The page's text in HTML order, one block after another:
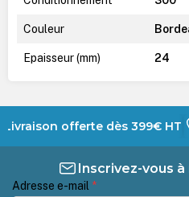
Couleur
Epaisseur (mm) 24
Livraison offerte dès 399€ HT
Inscrivez-vous
Adresse e-mail *